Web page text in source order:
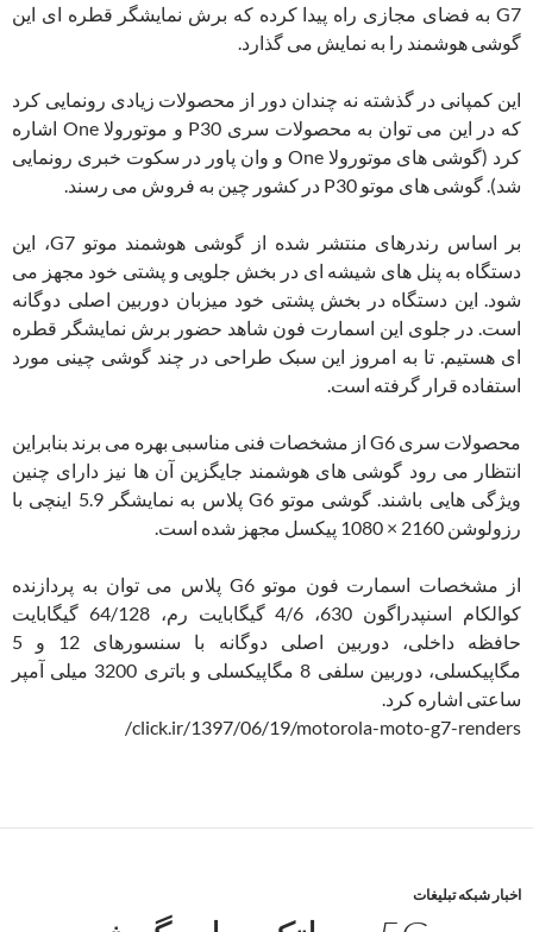
G7 به فضای مجازی راه پیدا کرده که برش نمایشگر قطره ای این
گوشی هوشمند را به نمایش می گذارد.
این کمپانی در گذشته نه چندان دور از محصولات زیادی رونمایی کرد
که در این می توان به محصولات سری P30 و موتورولا One اشاره
کرد (گوشی های موتورولا One و وان پاور در سکوت خبری رونمایی
شد). گوشی های موتو P30 در کشور چین به فروش می رسند.
بر اساس رندرهای منتشر شده از گوشی هوشمند موتو G7، این
دستگاه به پنل های شیشه ای در بخش جلویی و پشتی خود مجهز می
شود. این دستگاه در بخش پشتی خود میزبان دوربین اصلی دوگانه
است. در جلوی این اسمارت فون شاهد حضور برش نمایشگر قطره
ای هستیم. تا به امروز این سبک طراحی در چند گوشی چینی مورد
استفاده قرار گرفته است.
محصولات سری G6 از مشخصات فنی مناسبی بهره می برند بنابراین
انتظار می رود گوشی های هوشمند جایگزین آن ها نیز دارای چنین
ویژگی هایی باشند. گوشی موتو G6 پلاس به نمایشگر 5.9 اینچی با
رزولوشن 2160 × 1080 پیکسل مجهز شده است.
از مشخصات اسمارت فون موتو G6 پلاس می توان به پردازنده
کوالکام اسنپدراگون 630، 4/6 گیگابایت رم، 64/128 گیگابایت
حافظه داخلی، دوربین اصلی دوگانه با سنسورهای 12 و 5
مگاپیکسلی، دوربین سلفی 8 مگاپیکسلی و باتری 3200 میلی آمپر
ساعتی اشاره کرد.
click.ir/1397/06/19/motorola-moto-g7-renders/
اخبار شبکه تبلیغات